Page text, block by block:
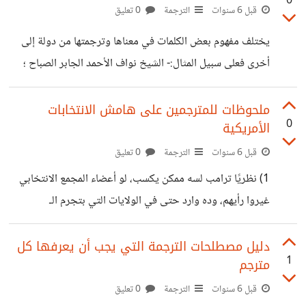
تقرأ يمكن أن تكون الكتب المدرسية مملة ومليئة بالتفاصيل.
الموضوعات والمواضيع المركزية يمكن أن يجعل قراءة الكتاب
المدرسي أكثر صعوبة. نتعلم بشكل أفضل عندما ننتقل من عام
إلى خاص. ستمكّنك معاينة
قبل 6 سنوات الترجمة
يختلف مفهوم بعض الكلمات في معناها وترجمتها من دولة إلى
أخرى فعلى سبيل المثال:- الشيخ نواف الأحمد الجابر الصباح ؛
أمير دولة الكويت. و تشارلز فيليب آرثر جورج ؛ أمير ويلز في
الممكلة المتحدة. وبالرغم من أن كلمة أمير هي واحدة في
الجملتين ولكن معنى كلمة "أمير" في دولة الكويت مختلف تمامًا
عن معنى كلمة أمير في المملكة المتحدة. معنى كلمة "أمير" (في
أصل اللغة):- هو اسم علم مذكّر كما يعدّ اسم أمير من الأسماء
العربية القديمة ويرتبط معناه بالولاية
0
ملحوظات للمترجمين على هامش الانتخابات
الأمريكية
قبل 6 سنوات الترجمة
1) نظريًا ترامب لسه ممكن يكسب، لو أعضاء المجمع الانتخابي
غيروا رأيهم، وده وارد حتى في الولايات التي بتجرم الـ
faithless electors 2) بنسلفانيا، ليست ولاية وإنما
كومونولث. تُقال The commonwealth of
1
دليل مصطلحات الترجمة التي يجب أن يعرفها كل
مترجم
قبل 6 سنوات الترجمة